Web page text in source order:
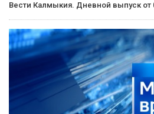
Вести Калмыкия. Дневной выпуск от